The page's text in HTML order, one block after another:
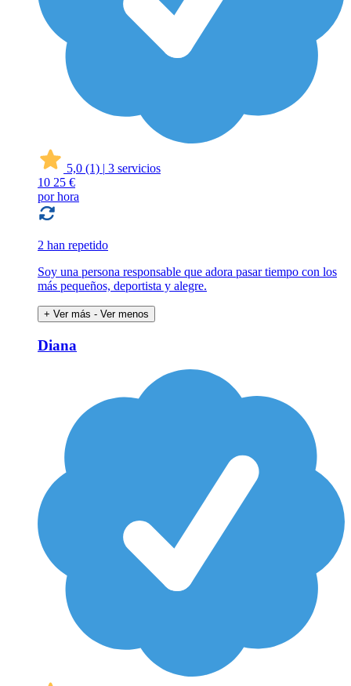
5,0 (1) | 3 servicios
10 25 €
por hora
2 han repetido
Soy una persona responsable que adora pasar tiempo con los
más pequeños, deportista y alegre.
+ Ver más - Ver menos
Diana